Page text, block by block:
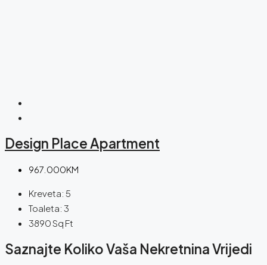
Design Place Apartment
967.000KM
Kreveta: 5
Toaleta: 3
3890Sq Ft
Saznajte Koliko Vaša Nekretnina Vrijedi